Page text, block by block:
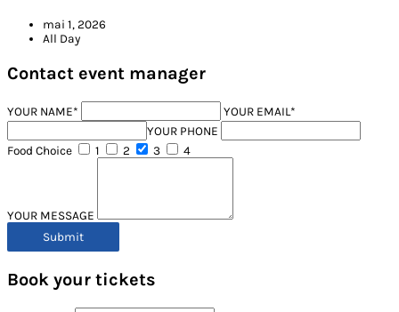
mai 1, 2026
All Day
Contact event manager
YOUR NAME*
YOUR EMAIL*
YOUR PHONE
Food Choice
1 2 3 4
YOUR MESSAGE
Book your tickets